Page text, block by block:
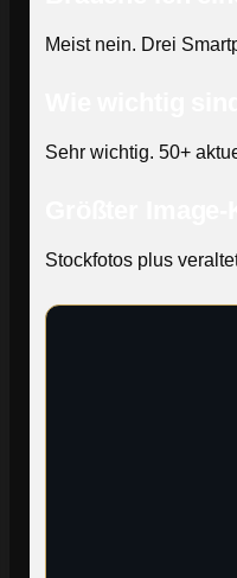
Meist nein. Drei
Sehr wichtig. 50+
Stockfotos plus